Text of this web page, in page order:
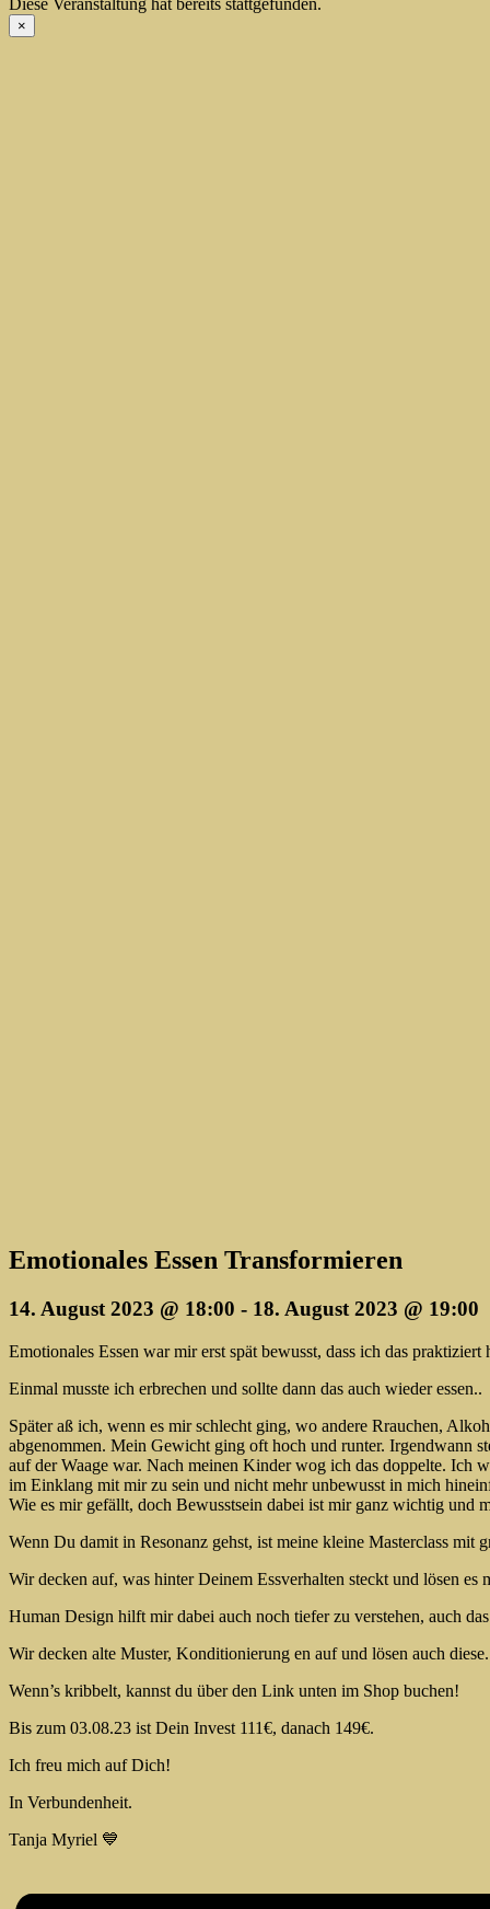
Diese Veranstaltung hat bereits stattgefunden.
×
Emotionales Essen Transformieren
14. August 2023 @ 18:00 - 18. August 2023 @ 19:00
Emotionales Essen war mir erst spät bewusst, dass ich das
Einmal musste ich erbrechen und sollte dann das auch wieder essen..
Später aß ich, wenn es mir schlecht ging, wo andere Rrauchen,
abgenommen. Mein Gewicht ging oft hoch und runter. Irgendwann
auf der Waage war. Nach meinen Kinder wog ich das doppelte. Ich
im Einklang mit mir zu sein und nicht mehr unbewusst in mich
Wie es mir gefällt, doch Bewusstsein dabei ist mir ganz wichtig und
Wenn Du damit in Resonanz gehst, ist meine kleine Masterclass mit
Wir decken auf, was hinter Deinem Essverhalten steckt und lösen
Human Design hilft mir dabei auch noch tiefer zu verstehen, auch
Wir decken alte Muster, Konditionierung en auf und lösen auch diese.
Wenn’s kribbelt, kannst du über den Link unten im Shop buchen!
Bis zum 03.08.23 ist Dein Invest 111€, danach 149€.
Ich freu mich auf Dich!
In Verbundenheit.
Tanja Myriel 💙